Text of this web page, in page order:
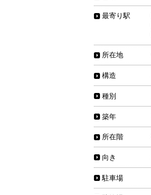
最寄り駅
所在地
構造
種別
築年
所在階
向き
駐車場